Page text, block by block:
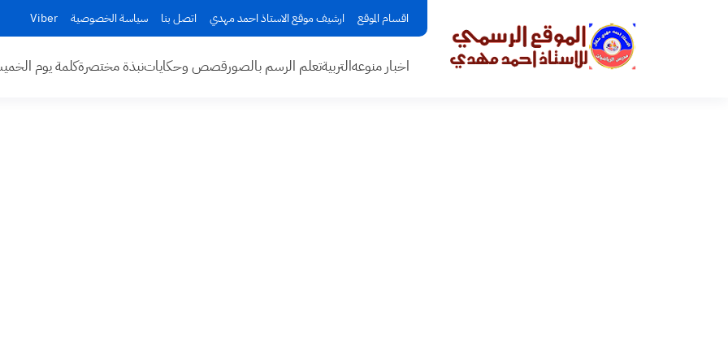
اقسام الموقع ارشيف موقع الاستاذ احمد مهدي اتصل بنا سياسة الخصوصية Viber
اخبار منوعهالتربيةتعلم الرسم بالصورقصص وحكاياتنبذة مختصرةكلمة يوم